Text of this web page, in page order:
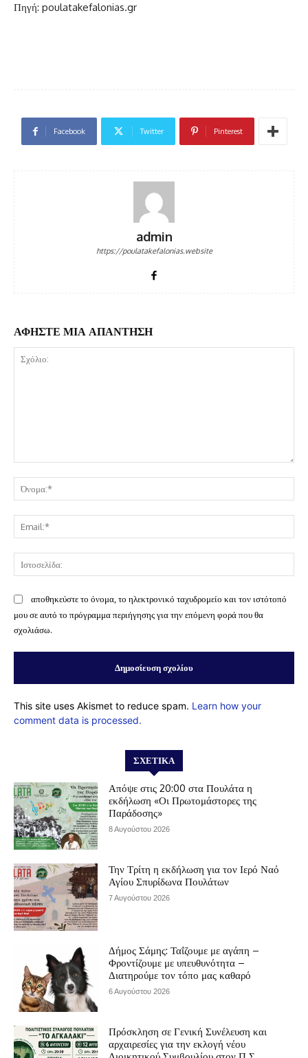
Πηγή: poulatakefalonias.gr
Facebook Twitter Pinterest
admin
https://poulatakefalonias.website
ΑΦΗΣΤΕ ΜΙΑ ΑΠΑΝΤΗΣΗ
αποθηκεύστε το όνομα, το ηλεκτρονικό ταχυδρομείο και τον ιστότοπό
μου σε αυτό το πρόγραμμα περιήγησης για την επόμενη φορά που θα
σχολιάσω.
This site uses Akismet to reduce spam. Learn how your
comment data is processed.
ΣΧΕΤΙΚΆ
Απόψε στις 20:00 στα Πουλάτα η
εκδήλωση «Οι Πρωτομάστορες της
Παράδοσης»
8 Αυγούστου 2026
Την Τρίτη η εκδήλωση για τον Ιερό Ναό
Αγίου Σπυρίδωνα Πουλάτων
7 Αυγούστου 2026
Δήμος Σάμης: Ταΐζουμε με αγάπη –
Φροντίζουμε με υπευθυνότητα –
Διατηρούμε τον τόπο μας καθαρό
6 Αυγούστου 2026
Πρόσκληση σε Γενική Συνέλευση και
αρχαιρεσίες για την εκλογή νέου